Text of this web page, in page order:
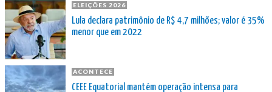
ELEIÇÕES 2026
Lula declara patrimônio de R$ 4,7 milhões; valor é 35%
menor que em 2022
ACONTECE
CEEE Equatorial mantém operação intensa para